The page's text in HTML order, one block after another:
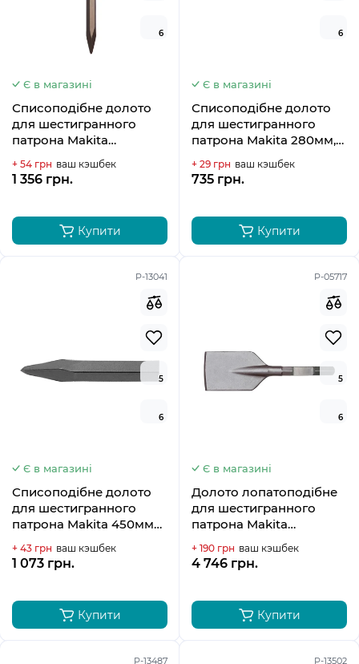
6
Є в магазині
Списоподібне долото
для шестигранного
патрона Makita
28.6х410мм D-17631
+ 54 грн ваш кэшбек
1 356 грн.
Купити
6
Є в магазині
Списоподібне долото
для шестигранного
патрона Makita 280мм,
+ 29 грн ваш кэшбек
735 грн.
Купити
P-13041
5
6
Є в магазині
Списоподібне долото
для шестигранного
патрона Makita 450мм
+ 43 грн ваш кэшбек
1 073 грн.
Купити
P-05717
5
6
Є в магазині
Долото лопатоподібне
для шестигранного
патрона Makita
125х400мм, P-05717
+ 190 грн ваш кэшбек
4 746 грн.
Купити
P-13487 P-13502